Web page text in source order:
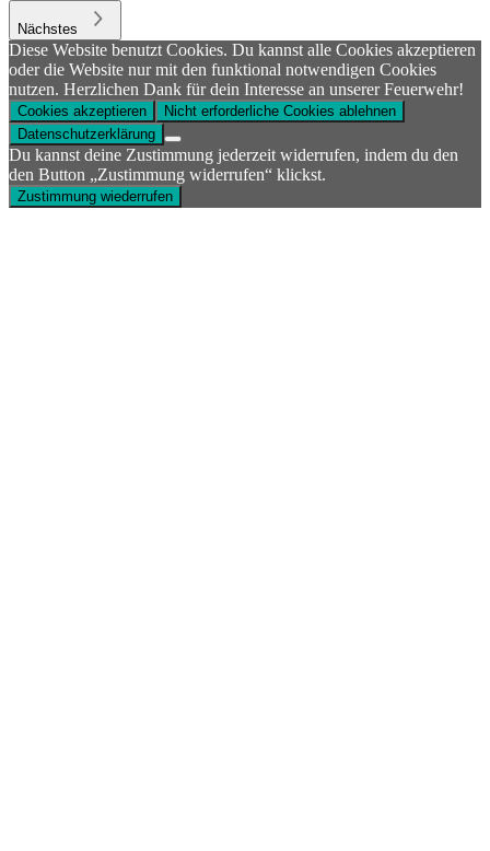
Nächstes
Diese Website benutzt Cookies. Du kannst alle Cookies akzeptieren
oder die Website nur mit den funktional notwendigen Cookies
nutzen. Herzlichen Dank für dein Interesse an unserer Feuerwehr!
Cookies akzeptieren
Nicht erforderliche Cookies ablehnen
Datenschutzerklärung
Du kannst deine Zustimmung jederzeit widerrufen, indem du den
den Button „Zustimmung widerrufen“ klickst.
Zustimmung wiederrufen